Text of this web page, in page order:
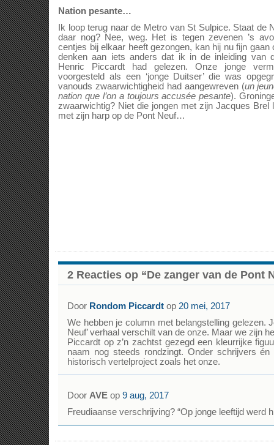
Nation pesante…
Ik loop terug naar de Metro van St Sulpice. Staat de
daar nog? Nee, weg. Het is tegen zevenen ’s
centjes bij elkaar heeft gezongen, kan hij nu fijn
denken aan iets anders dat ik in de inleiding van
Henric Piccardt had gelezen. Onze jonge
voorgesteld als een ‘jonge Duitser’ die was
vanouds zwaarwichtigheid had aangewreven (un
nation que l’on a toujours accusée pesante).
zwaarwichtig? Niet die jongen met zijn Jacques Brel
met zijn harp op de Pont Neuf…
2 Reacties op “De zanger van de Pont
Door Rondom Piccardt op 20 mei, 2017
We hebben je column met belangstelling gelezen.
Neuf’ verhaal verschilt van de onze. Maar we zijn
Piccardt op z’n zachtst gezegd een kleurrijke
naam nog steeds rondzingt. Onder schrijvers
historisch vertelproject zoals het onze.
Door AVE op 9 aug, 2017
Freudiaanse verschrijving? “Op jonge leeftijd werd